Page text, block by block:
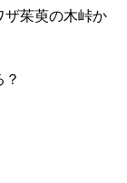
ザ茱萸の木峠か